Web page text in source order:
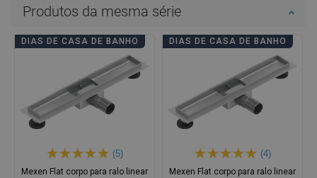
Produtos da mesma série
DIAS DE CASA DE BANHO
(5)
Mexen Flat corpo para ralo linear
DIAS DE CASA DE BANHO
(4)
Mexen Flat corpo para ralo linear